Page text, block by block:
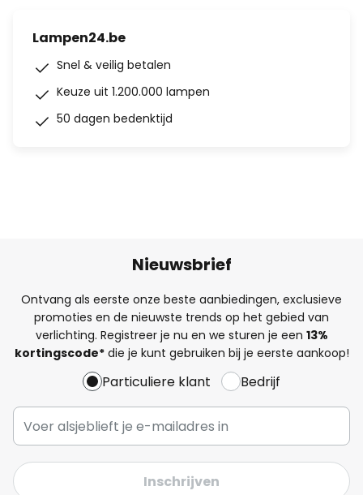
Lampen24.be
Snel & veilig betalen
Keuze uit 1.200.000 lampen
50 dagen bedenktijd
Nieuwsbrief
Ontvang als eerste onze beste aanbiedingen, exclusieve
promoties en de nieuwste trends op het gebied van
verlichting. Registreer je nu en we sturen je een 13%
kortingscode*die je kunt gebruiken bij je eerste aankoop!
Particuliere klant Bedrijf
Inschrijven